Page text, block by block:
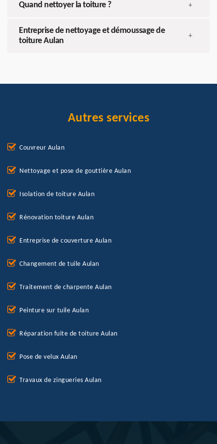
Quand nettoyer la toiture ? +
Entreprise de nettoyage et démoussage de
toiture Aulan
+
Autres services
Couvreur Aulan
Nettoyage et pose de gouttière Aulan
Isolation de toiture Aulan
Rénovation toiture Aulan
Entreprise de couverture Aulan
Changement de tuile Aulan
Traitement de charpente Aulan
Peinture sur tuile Aulan
Réparation fuite de toiture Aulan
Pose de velux Aulan
Travaux de zingueries Aulan